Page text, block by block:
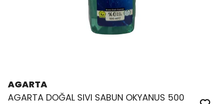
AGARTA
AGARTA DOĞAL SIVI SABUN OKYANUS 500